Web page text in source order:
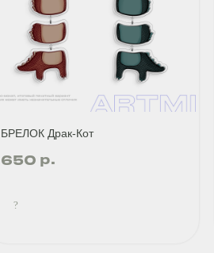
БРЕЛОК Драк-Кот
650 р.
?